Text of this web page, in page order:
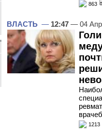
863
ВЛАСТЬ — 12:47 — 04
1213